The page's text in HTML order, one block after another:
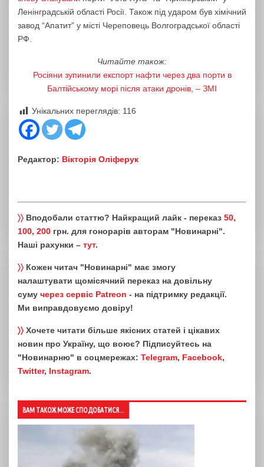
Ленінградській області Росії. Також під ударом був хімічний
завод “Апатит” у місті Череповець Волгоградської області
РФ.
Читайте також:
Росіяни зупинили експорт нафти через два порти в
Балтійському морі після атаки дронів, – ЗМІ
Унікальних переглядів: 116
Редактор: Вікторія Оліферук
〉〉 Вподобали статтю? Найкращий лайк - переказ 50,
100, 200 грн. для гонорарів авторам "Новинарні".
Наші рахунки – тут.
〉〉 Кожен читач "Новинарні" має змогу
налаштувати щомісячний переказ на довільну
суму через сервіс Patreon - на підтримку редакції.
Ми виправдовуємо довіру!
〉〉 Хочете читати більше якісних статей і цікавих
новин про Україну, що воює? Підписуйтесь на
"Новинарню" в соцмережах: Telegram, Facebook,
Twitter, Instagram.
ВАМ ТАКОЖ МОЖЕ СПОДОБАТИСЯ...